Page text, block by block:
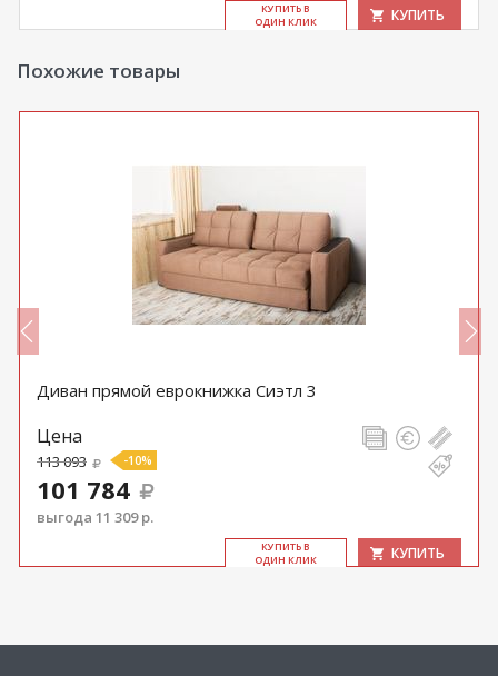
КУ­ПИТЬ В
ОДИН КЛИК
КУПИТЬ
Похожие товары
Диван прямой еврокнижка Сиэтл 3
Цена
113 093 -10%
101 784
выгода 11 309 р.
КУ­ПИТЬ В
ОДИН КЛИК
КУПИТЬ